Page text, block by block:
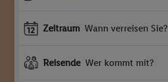
Zeitraum Wann verreisen Sie?
Reisende Wer kommt mit?